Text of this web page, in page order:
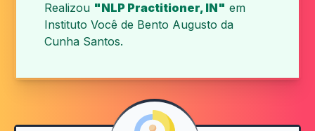
Realizou "NLP Practitioner, IN" em
Instituto Você de Bento Augusto da
Cunha Santos.